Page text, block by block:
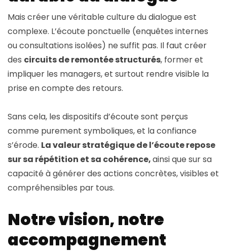
Mais créer une véritable culture du dialogue est
complexe. L’écoute ponctuelle (enquêtes internes
ou consultations isolées) ne suffit pas. Il faut créer
des circuits de remontée structurés, former et
impliquer les managers, et surtout rendre visible la
prise en compte des retours.
Sans cela, les dispositifs d’écoute sont perçus
comme purement symboliques, et la confiance
s’érode. La valeur stratégique de l’écoute repose
sur sa répétition et sa cohérence,ainsi que sur sa
capacité à générer des actions concrètes, visibles et
compréhensibles par tous.
Notre vision, notre
accompagnement